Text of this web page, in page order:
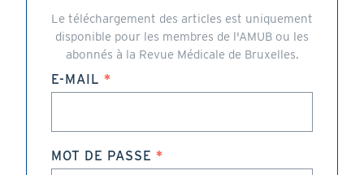
Le téléchargement des articles est uniquement
disponible pour les membres de l'AMUB ou les
abonnés à la Revue Médicale de Bruxelles.
E-MAIL
MOT DE PASSE